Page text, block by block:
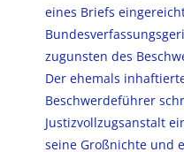
eines Briefs
zugunsten des
Der ehemals
Beschwerdeführer
Justizvollzugsanstalt
seine Großnichte und